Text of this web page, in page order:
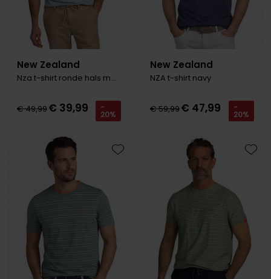
New Zealand
Nza t-shirt ronde hals melange blauw
€ 49,99€ 39,99 -
20%
New Zealand
NZA t-shirt navy
€ 59,99€ 47,99 -
20%
Toevoegen aan favorieten